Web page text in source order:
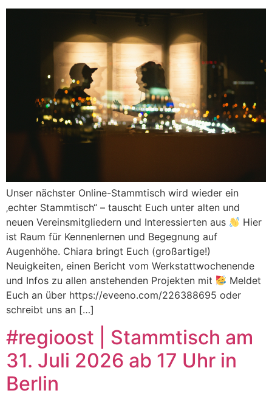
Unser nächster Online-Stammtisch wird wieder ein
‚echter Stammtisch“ – tauscht Euch unter alten und
neuen Vereinsmitgliedern und Interessierten aus
Hier
ist Raum für Kennenlernen und Begegnung auf
Augenhöhe. Chiara bringt Euch (großartige!)
Neuigkeiten, einen Bericht vom Werkstattwochenende
und Infos zu allen anstehenden Projekten mit
Meldet
Euch an über https://eveeno.com/226388695 oder
schreibt uns an […]
#regioost | Stammtisch am
31. Juli 2026 ab 17 Uhr in
Berlin